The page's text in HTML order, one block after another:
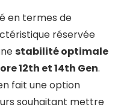
en termes de
réservée
stabilité optimale
12th et 14th Gen.
fait une option
souhaitant mettre